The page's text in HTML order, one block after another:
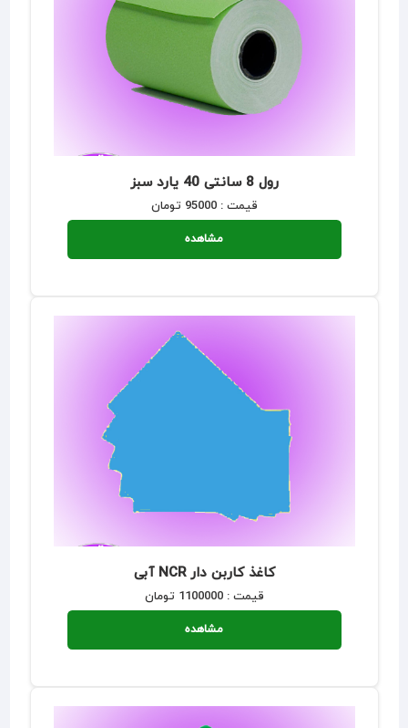
رول 8 سانتی 40 یارد سبز
قیمت : 95000 تومان
مشاهده
کاغذ کاربن دار NCR آبی
قیمت : 1100000 تومان
مشاهده